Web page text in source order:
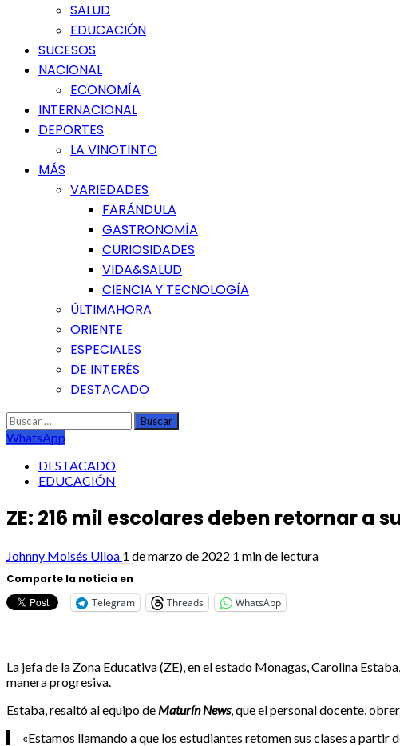
SALUD
EDUCACIÓN
SUCESOS
NACIONAL
ECONOMÍA
INTERNACIONAL
DEPORTES
LA VINOTINTO
MÁS
VARIEDADES
FARÁNDULA
GASTRONOMÍA
CURIOSIDADES
VIDA&SALUD
CIENCIA Y TECNOLOGÍA
ÚLTIMAHORA
ORIENTE
ESPECIALES
DE INTERÉS
DESTACADO
Buscar:
WhatsApp
DESTACADO
EDUCACIÓN
ZE: 216 mil escolares deben retornar a
Johnny Moisés Ulloa 1 de marzo de 2022 1 min de lectura
Comparte la noticia en
Telegram
Threads WhatsApp
La jefa de la Zona Educativa (ZE), en el estado Monagas, Carolina
manera progresiva.
Estaba, resaltó al equipo de Maturín News, que el personal docente,
«Estamos llamando a que los estudiantes retomen sus clases a